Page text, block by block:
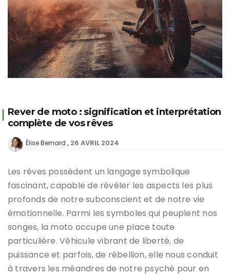
Rever de moto : signification et interprétation
complète de vos rêves
Élise Bernard 26 AVRIL 2024
Les rêves possèdent un langage symbolique
fascinant, capable de révéler les aspects les plus
profonds de notre subconscient et de notre vie
émotionnelle. Parmi les symboles qui peuplent nos
songes, la moto occupe une place toute
particulière. Véhicule vibrant de liberté, de
puissance et parfois, de rébellion, elle nous conduit
à travers les méandres de notre psyché pour en